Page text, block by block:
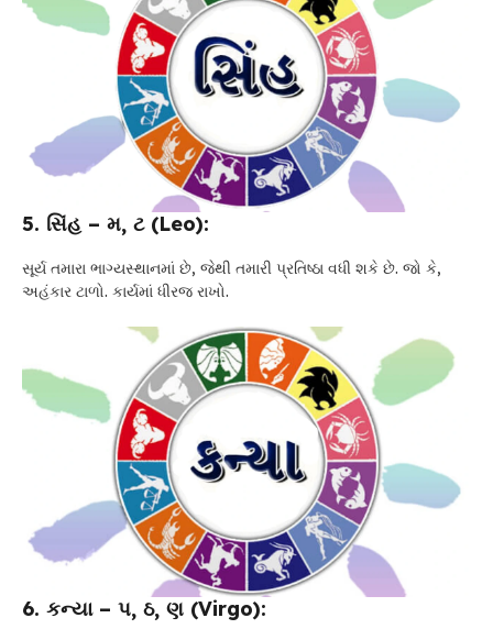
5. સિંહ – મ, ટ (Leo):
સૂર્ય તમારા ભાગ્યસ્થાનમાં છે, જેથી તમારી પ્રતિષ્ઠા વધી શકે છે. જો કે,
અહંકાર ટાળો. કાર્યમાં ધીરજ રાખો.
6. કન્યા – પ, ઠ, ણ (Virgo):